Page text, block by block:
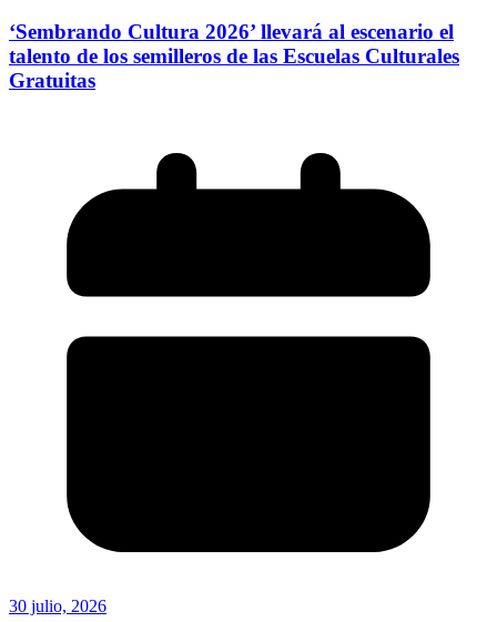
‘Sembrando Cultura 2026’ llevará al escenario el
talento de los semilleros de las Escuelas Culturales
Gratuitas
30 julio, 2026